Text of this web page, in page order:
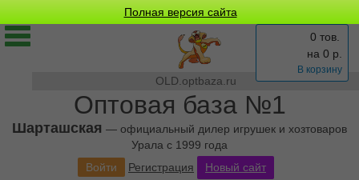
Полная версия сайта
OLD.optbaza.ru
Оптовая база №1
Шарташская — официальный дилер игрушек и хозтоваров
Урала с 1999 года
0 тов.
на 0 р.
В корзину
Войти Регистрация Новый сайт